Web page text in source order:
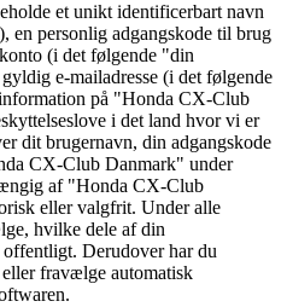
et unikt identificerbart navn
en personlig adgangskode til brug
(i det følgende "din
e-mailadresse (i det følgende
på "Honda CX-Club
i det land hvor vi er
dit brugernavn, din adgangskode
CX-Club Danmark" under
af "Honda CX-Club
eller valgfrit. Under alle
hvilke dele af din
Derudover har du
fravælge automatisk